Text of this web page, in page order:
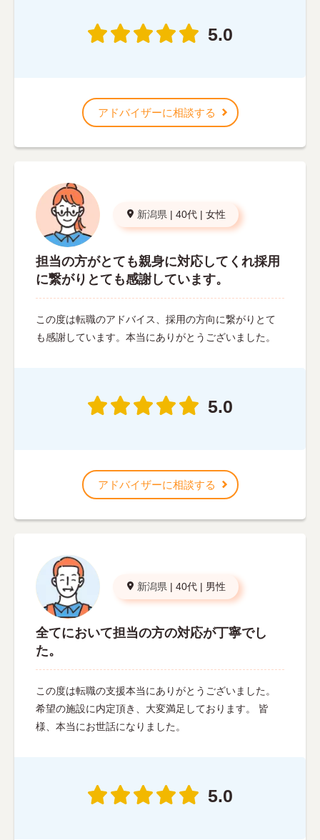
5.0
アドバイザーに相談する
新潟県 | 40代 | 女性
担当の方がとても親身に対応してくれ採用
に繋がりとても感謝しています。
この度は転職のアドバイス、採用の方向に繋がりとて
も感謝しています。本当にありがとうございました。
5.0
アドバイザーに相談する
新潟県 | 40代 | 男性
全てにおいて担当の方の対応が丁寧でし
た。
この度は転職の支援本当にありがとうございました。
希望の施設に内定頂き、大変満足しております。 皆
様、本当にお世話になりました。
5.0